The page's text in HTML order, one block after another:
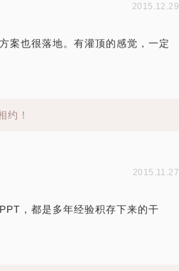
2015.12.29
案也很落地。有灌顶的感觉，一定
约！
2015.11.27
，都是多年经验积存下来的干